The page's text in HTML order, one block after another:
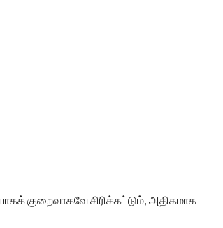
குறைவாகவே சிரிக்கட்டும், அதிகமாக